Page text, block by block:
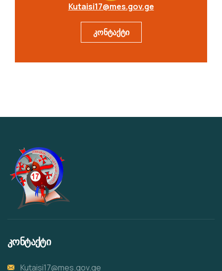
Kutaisi17@mes.gov.ge
კონტაქტი
კონტაქტი
Kutaisi17@mes.gov.ge